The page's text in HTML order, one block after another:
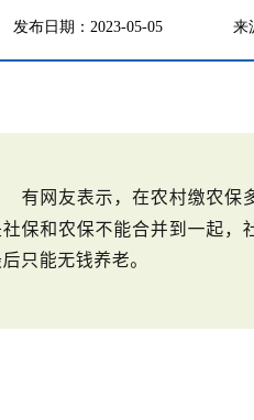
发布日期：2023-05-05